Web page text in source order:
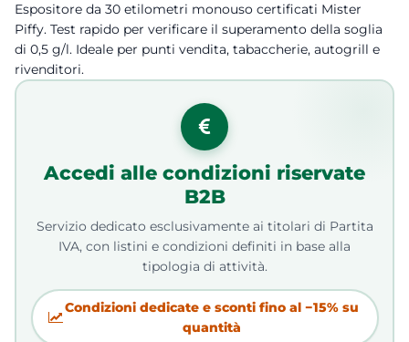
Espositore da 30 etilometri monouso certificati Mister
Piffy. Test rapido per verificare il superamento della soglia
di 0,5 g/l. Ideale per punti vendita, tabaccherie, autogrill e
rivenditori.
Accedi alle condizioni riservate
B2B
Servizio dedicato esclusivamente ai titolari di Partita
IVA, con listini e condizioni definiti in base alla
tipologia di attività.
Condizioni dedicate e sconti fino al −15% su
quantità